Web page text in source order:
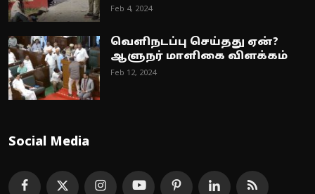
Feb 4, 2024
வெளிநடப்பு செய்தது ஏன்?
ஆளுநர் மாளிகை விளக்கம்
Feb 12, 2024
Social Media